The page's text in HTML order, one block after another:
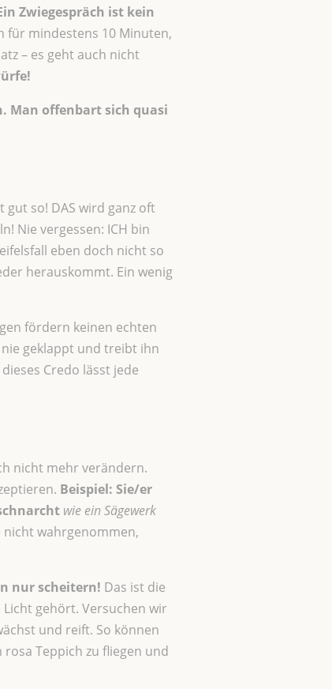
Zwiegespräch ist kein
für mindestens 10 Minuten,
– es geht auch nicht
Man offenbart sich quasi
gut so! DAS wird ganz oft
Nie vergessen: ICH bin
eben doch nicht so
herauskommt. Ein wenig
fördern keinen echten
nie geklappt und treibt ihn
Credo lässt jede
nicht mehr verändern.
Beispiel: Sie/er
wie ein Sägewerk
nicht wahrgenommen,
nur scheitern! Das ist die
gehört. Versuchen wir
und reift. So können
Teppich zu fliegen und